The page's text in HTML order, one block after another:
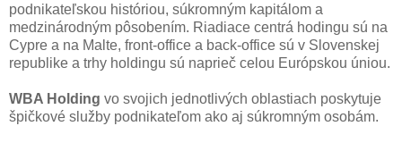
podnikateľskou históriou, súkromným kapitálom a
medzinárodným pôsobením. Riadiace centrá hodingu sú na
Cypre a na Malte, front-office a back-office sú v Slovenskej
republike a trhy holdingu sú naprieč celou Európskou úniou.
WBA Holding vo svojich jednotlivých oblastiach poskytuje
špičkové služby podnikateľom ako aj súkromným osobám.